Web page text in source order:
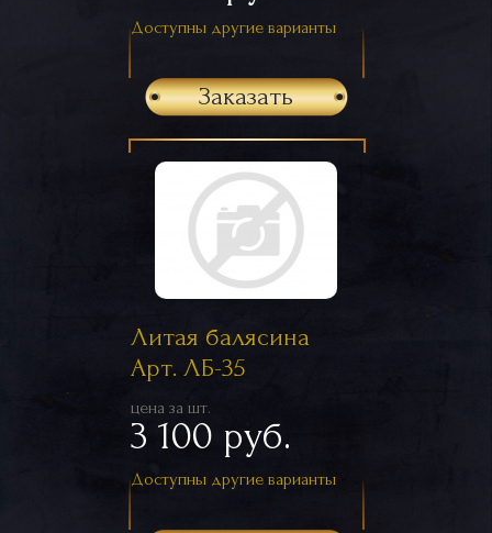
Доступны другие варианты
Заказать
Литая балясина
Арт. ЛБ-35
цена за шт.
3 100 руб.
Доступны другие варианты